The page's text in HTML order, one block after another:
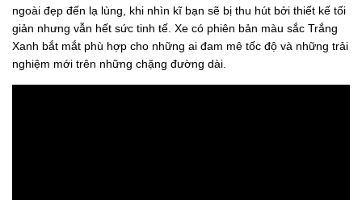
ngoài đẹp đến lạ lùng, khi nhìn kĩ bạn sẽ bị thu hút bởi thiết kế tối
giản nhưng vẫn hết sức tinh tế. Xe có phiên bản màu sắc Trắng
Xanh bắt mắt phù hợp cho những ai đam mê tốc độ và những trải
nghiệm mới trên những chặng đường dài.